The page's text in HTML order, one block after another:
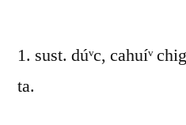
1. sust. dúᵛc, cahuíᵛ
ta.